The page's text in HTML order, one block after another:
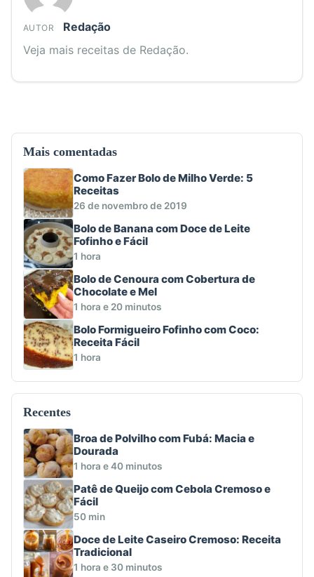
AUTOR
Redação
Veja mais receitas de Redação.
Mais comentadas
Como Fazer Bolo de Milho Verde: 5
Receitas
26 de novembro de 2019
Bolo de Banana com Doce de Leite
Fofinho e Fácil
1 hora
Bolo de Cenoura com Cobertura de
Chocolate e Mel
1 hora e 20 minutos
Bolo Formigueiro Fofinho com Coco:
Receita Fácil
1 hora
Recentes
Broa de Polvilho com Fubá: Macia e
Dourada
1 hora e 40 minutos
Patê de Queijo com Cebola Cremoso e
Fácil
50 min
Doce de Leite Caseiro Cremoso: Receita
Tradicional
1 hora e 30 minutos